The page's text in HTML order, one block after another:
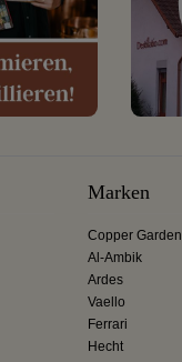
Marken
Copper Garden
Al-Ambik
Ardes
Vaello
Ferrari
Hecht